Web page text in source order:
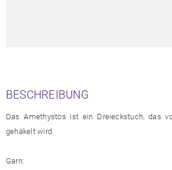
BESCHREIBUNG
Das Amethystos ist ein Dreieckstuch, das
gehäkelt wird.
Garn: